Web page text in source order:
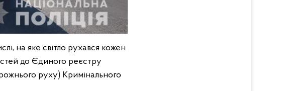
на яке світло рухався кожен
до Єдиного реєстру
руху) Кримінального